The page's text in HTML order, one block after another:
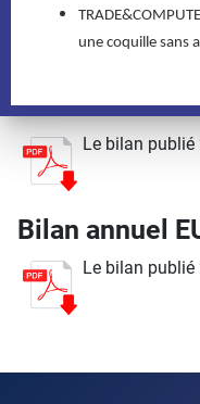
Le bilan publié
Bilan annuel
Le bilan publié
Bilan annuel
Le bilan publié
une coquille sans